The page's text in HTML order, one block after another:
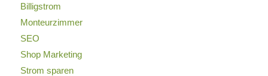
Billigstrom
Monteurzimmer
SEO
Shop Marketing
Strom sparen